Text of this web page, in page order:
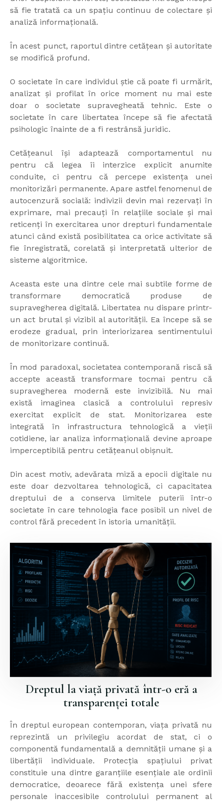
să fie tratată ca un spațiu continuu de colectare și
analiză informațională.
În acest punct, raportul dintre cetățean și autoritate
se modifică profund.
O societate în care individul știe că poate fi urmărit,
analizat și profilat în orice moment nu mai este
doar o societate supravegheată tehnic. Este o
societate în care libertatea începe să fie afectată
psihologic înainte de a fi restrânsă juridic.
Cetățeanul își adaptează comportamentul nu
pentru că legea îi interzice explicit anumite
conduite, ci pentru că percepe existența unei
monitorizări permanente. Apare astfel fenomenul de
autocenzură socială: indivizii devin mai rezervați în
exprimare, mai precauți în relațiile sociale și mai
reticenți în exercitarea unor drepturi fundamentale
atunci când există posibilitatea ca orice activitate să
fie înregistrată, corelată și interpretată ulterior de
sisteme algoritmice.
Aceasta este una dintre cele mai subtile forme de
transformare democratică produse de
supravegherea digitală. Libertatea nu dispare printr-
un act brutal și vizibil al autorității. Ea începe să se
erodeze gradual, prin interiorizarea sentimentului
de monitorizare continuă.
În mod paradoxal, societatea contemporană riscă să
accepte această transformare tocmai pentru că
supravegherea modernă este invizibilă. Nu mai
există imaginea clasică a controlului represiv
exercitat explicit de stat. Monitorizarea este
integrată în infrastructura tehnologică a vieții
cotidiene, iar analiza informațională devine aproape
imperceptibilă pentru cetățeanul obișnuit.
Din acest motiv, adevărata miză a epocii digitale nu
este doar dezvoltarea tehnologică, ci capacitatea
dreptului de a conserva limitele puterii într-o
societate în care tehnologia face posibil un nivel de
control fără precedent în istoria umanității.
Dreptul la viață privată într-o eră a
transparenței totale
În dreptul european contemporan, viața privată nu
reprezintă un privilegiu acordat de stat, ci o
componentă fundamentală a demnității umane și a
libertății individuale. Protecția spațiului privat
constituie una dintre garanțiile esențiale ale ordinii
democratice, deoarece fără existența unei sfere
personale inaccesibile controlului permanent al